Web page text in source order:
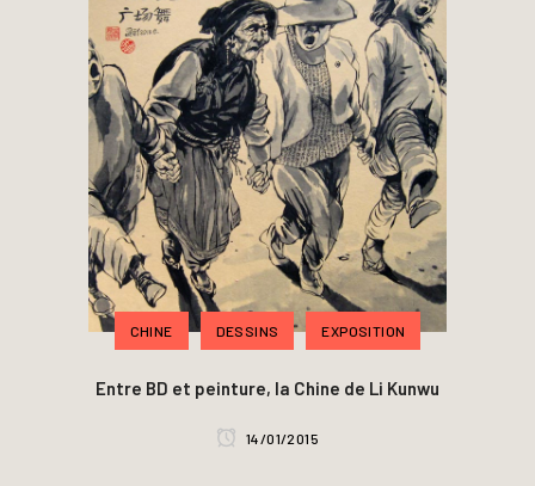
CHINE DESSINS EXPOSITION
Entre BD et peinture, la Chine de Li Kunwu
14/01/2015